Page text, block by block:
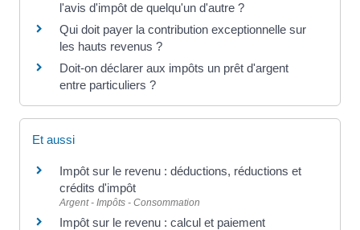
l'avis d'impôt de quelqu'un d'autre ?
Qui doit payer la contribution exceptionnelle sur
les hauts revenus ?
Doit-on déclarer aux impôts un prêt d'argent
entre particuliers ?
Et aussi
Impôt sur le revenu : déductions, réductions et
crédits d'impôt
Argent - Impôts - Consommation
Impôt sur le revenu : calcul et paiement